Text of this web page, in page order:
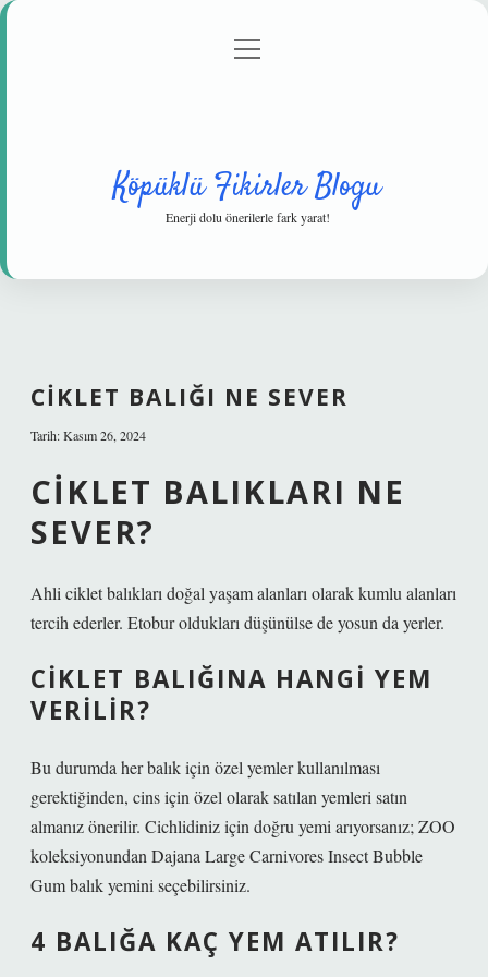
Gizlilik Politikası
menüyü
Köpüklü Fikirler Blogu
Enerji dolu önerilerle fark yarat!
CIKLET BALIĞI NE SEVER
Tarih: Kasım 26, 2024
CIKLET BALIKLARI NE
SEVER?
Ahli ciklet balıkları doğal yaşam alanları olarak kumlu alanları
tercih ederler. Etobur oldukları düşünülse de yosun da yerler.
CIKLET BALIĞINA HANGI YEM
VERILIR?
Bu durumda her balık için özel yemler kullanılması
gerektiğinden, cins için özel olarak satılan yemleri satın
almanız önerilir. Cichlidiniz için doğru yemi arıyorsanız; ZOO
koleksiyonundan Dajana Large Carnivores Insect Bubble
Gum balık yemini seçebilirsiniz.
4 BALIĞA KAÇ YEM ATILIR?